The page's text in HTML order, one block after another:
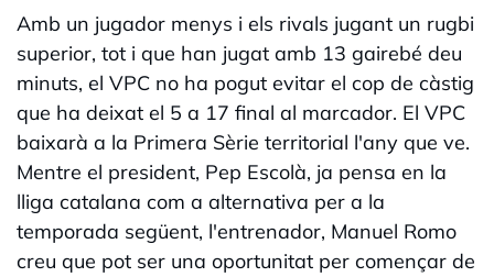
Amb un jugador menys i els rivals jugant un rugbi
superior, tot i que han jugat amb 13 gairebé deu
minuts, el VPC no ha pogut evitar el cop de càstig
que ha deixat el 5 a 17 final al marcador. El VPC
baixarà a la Primera Sèrie territorial l'any que ve.
Mentre el president, Pep Escolà, ja pensa en la
lliga catalana com a alternativa per a la
temporada següent, l'entrenador, Manuel Romo
creu que pot ser una oportunitat per començar de